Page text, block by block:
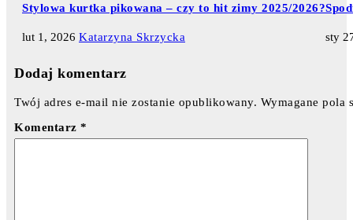
Stylowa kurtka pikowana – czy to hit zimy 2025/2026?
lut 1, 2026 Katarzyna Skrzycka sty
Dodaj komentarz
Twój adres e-mail nie zostanie opublikowany. Wymagane pola
Komentarz *